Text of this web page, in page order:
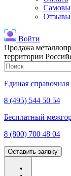
Отзывы
Войти
Продажа
территории
Единая справочная
8 (495) 544 50 54
Бесплатный
8 (800) 700 48 04
Оставить заявку